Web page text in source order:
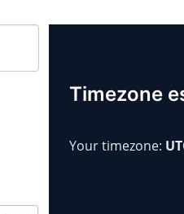
Timezone
Your timezone: